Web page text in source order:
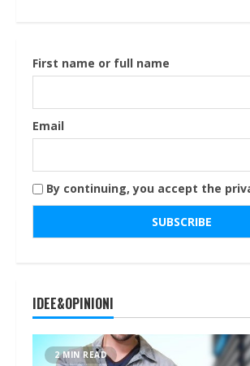
First name or full name
Email
By continuing, you accept the
IDEE&OPINIONI
2 MIN READ